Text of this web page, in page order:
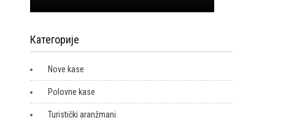
Категорије
Nove kase
Polovne kase
Turistički aranžmani